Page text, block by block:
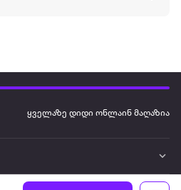
ყველაზე დიდი ონლაინ მაღაზია